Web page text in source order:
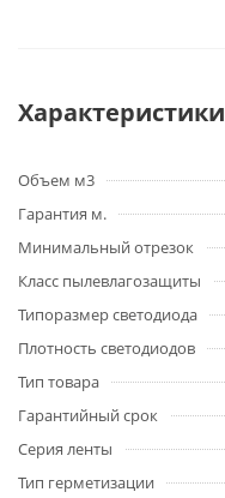
Характеристики
Объем м3
Гарантия м.
Минимальный отрезок
Класс пылевлагозащиты
Типоразмер светодиода
Плотность светодиодов
Тип товара
Гарантийный срок
Серия ленты
Тип герметизации